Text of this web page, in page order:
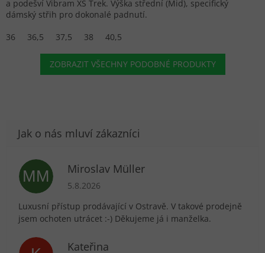
a podešví Vibram XS Trek. Výška střední (Mid), specifický
dámský střih pro dokonalé padnutí.
36
36,5 37,5 38 40,5
ZOBRAZIT VŠECHNY PODOBNÉ PRODUKTY
MM Miroslav Müller
Hodnocení obchodu je 5 z 5 hvězdiček.
5.8.2026
Luxusní přístup prodávající v Ostravě. V takové prodejně
jsem ochoten utrácet :-) Děkujeme já i manželka.
Kateřina